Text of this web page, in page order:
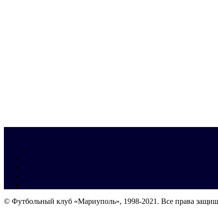
© Футбольный клуб «Мариуполь», 1998-2021. Все права